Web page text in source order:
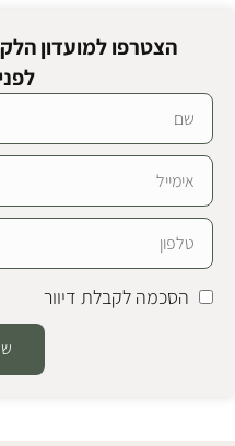
הצטרפו למועדון
הסכמה לקבלת דיוור